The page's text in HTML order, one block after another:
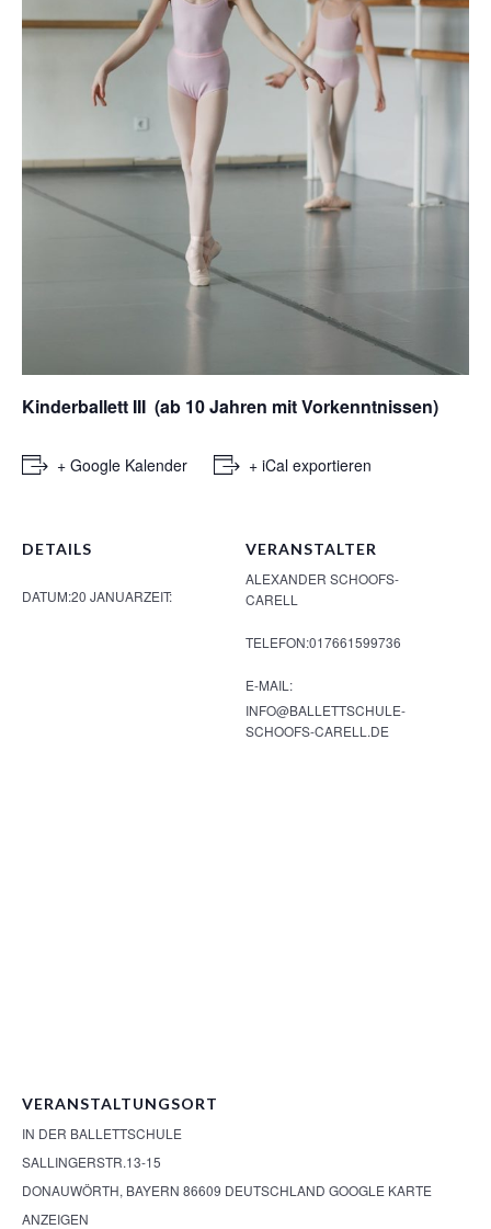
Kinderballett III (ab 10 Jahren mit Vorkenntnissen)
+ Google Kalender + iCal exportieren
DETAILS
DATUM:20 JANUARZEIT:
VERANSTALTER
ALEXANDER SCHOOFS-
CARELL
TELEFON:017661599736
E-MAIL:
INFO@BALLETTSCHULE-
SCHOOFS-CARELL.DE
VERANSTALTUNGSORT
IN DER BALLETTSCHULE
SALLINGERSTR.13-15
DONAUWÖRTH, BAYERN 86609 DEUTSCHLAND GOOGLE KARTE
ANZEIGEN